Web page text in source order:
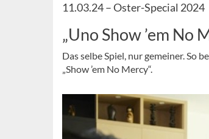
11.03.24 –Oster-Special 2024
„Uno Show ’em No
Das selbe Spiel, nur gemeiner. So
„Show ’em No Mercy“.